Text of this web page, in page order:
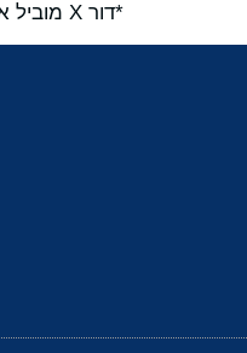
*דור X מוביל את ההוצאה על מוצרי הטיפוח בשנת 2024, עם צפי לגידול של 150 מיליארד דולר בעשור הבא